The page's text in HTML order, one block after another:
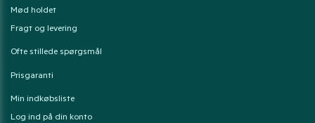
Mød holdet
Fragt og levering
Ofte stillede spørgsmål
Prisgaranti
Min indkøbsliste
Log ind på din konto